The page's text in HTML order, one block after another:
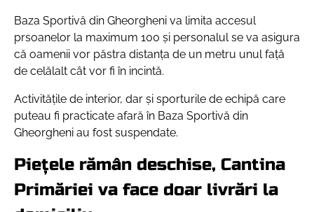
Baza Sportivă din Gheorgheni va limita accesul
prsoanelor la maximum 100 și personalul se va asigura
că oamenii vor păstra distanța de un metru unul față
de celălalt cât vor fi în incintă.
Activitățile de interior, dar și sporturile de echipă care
puteau fi practicate afară în Baza Sportivă din
Gheorgheni au fost suspendate.
Piețele rămân deschise, Cantina
Primăriei va face doar livrări la